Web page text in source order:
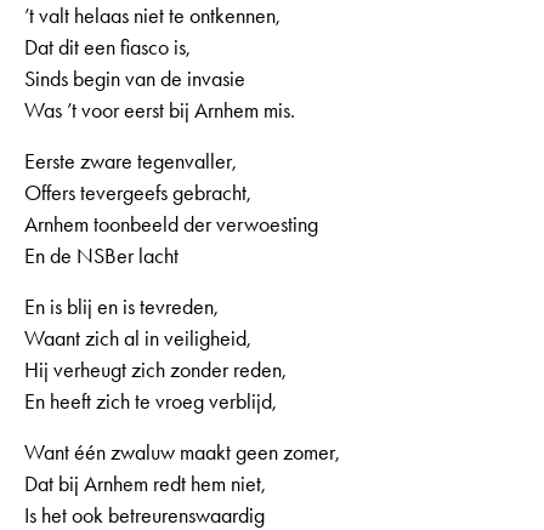
’t valt helaas niet te ontkennen,
Dat dit een fiasco is,
Sinds begin van de invasie
Was ’t voor eerst bij Arnhem mis.
Eerste zware tegenvaller,
Offers tevergeefs gebracht,
Arnhem toonbeeld der verwoesting
En de NSBer lacht
En is blij en is tevreden,
Waant zich al in veiligheid,
Hij verheugt zich zonder reden,
En heeft zich te vroeg verblijd,
Want één zwaluw maakt geen zomer,
Dat bij Arnhem redt hem niet,
Is het ook betreurenswaardig